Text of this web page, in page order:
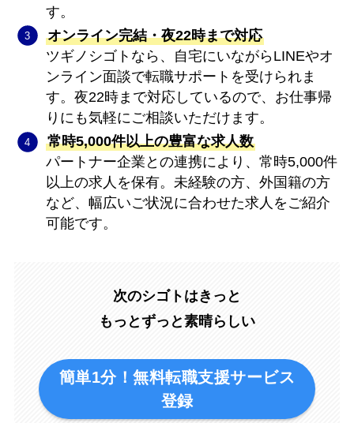
す。
オンライン完結・夜22時まで対応
ツギノシゴトなら、自宅にいながらLINEやオ
ンライン面談で転職サポートを受けられま
す。夜22時まで対応しているので、お仕事帰
りにも気軽にご相談いただけます。
常時5,000件以上の豊富な求人数
パートナー企業との連携により、常時5,000件
以上の求人を保有。未経験の方、外国籍の方
など、幅広いご状況に合わせた求人をご紹介
可能です。
次のシゴトはきっと
もっとずっと素晴らしい
簡単1分！無料転職支援サービス
登録